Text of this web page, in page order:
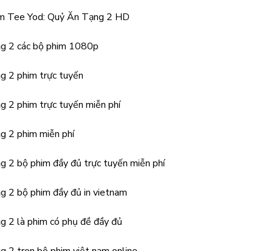
Tee Yod: Quỷ Ăn Tạng 2 HD
2 các bộ phim 1080p
2 phim trực tuyến
2 phim trực tuyến miễn phí
2 phim miễn phí
2 bộ phim đầy đủ trực tuyến miễn phí
2 bộ phim đầy đủ in vietnam
2 là phim có phụ đề đầy đủ